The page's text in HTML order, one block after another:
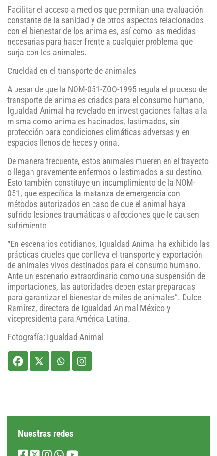
Facilitar el acceso a medios que permitan una evaluación
constante de la sanidad y de otros aspectos relacionados
con el bienestar de los animales, así como las medidas
necesarias para hacer frente a cualquier problema que
surja con los animales.
Crueldad en el transporte de animales
A pesar de que la NOM-051-ZOO-1995 regula el proceso de
transporte de animales criados para el consumo humano,
Igualdad Animal ha revelado en investigaciones faltas a la
misma como animales hacinados, lastimados, sin
protección para condiciones climáticas adversas y en
espacios llenos de heces y orina.
De manera frecuente, estos animales mueren en el trayecto
o llegan gravemente enfermos o lastimados a su destino.
Esto también constituye un incumplimiento de la NOM-
051, que específica la matanza de emergencia con
métodos autorizados en caso de que el animal haya
sufrido lesiones traumáticas o afecciones que le causen
sufrimiento.
“En escenarios cotidianos, Igualdad Animal ha exhibido las
prácticas crueles que conlleva el transporte y exportación
de animales vivos destinados para el consumo humano.
Ante un escenario extraordinario como una suspensión de
importaciones, las autoridades deben estar preparadas
para garantizar el bienestar de miles de animales”. Dulce
Ramírez, directora de Igualdad Animal México y
vicepresidenta para América Latina.
Fotografía: Igualdad Animal
Nuestras redes